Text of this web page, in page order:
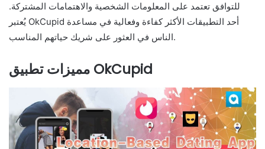
للتوافق تعتمد على المعلومات الشخصية والاهتمامات المشتركة.
يُعتبر OkCupid أحد التطبيقات الأكثر كفاءة وفعالية في مساعدة
الناس في العثور على شريك حياتهم المناسب.
مميزات تطبيق OkCupid